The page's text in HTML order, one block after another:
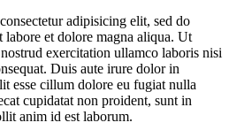
adipisicing elit, sed do
et dolore magna aliqua. Ut
exercitation ullamco laboris nisi
Duis aute irure dolor in
esse cillum dolore eu fugiat nulla
cupidatat non proident, sunt in
anim id est laborum.